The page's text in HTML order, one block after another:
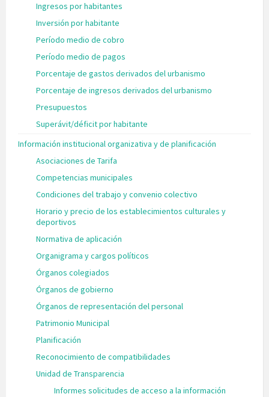
Ingresos por habitantes
Inversión por habitante
Período medio de cobro
Período medio de pagos
Porcentaje de gastos derivados del urbanismo
Porcentaje de ingresos derivados del urbanismo
Presupuestos
Superávit/déficit por habitante
Información institucional organizativa y de planificación
Asociaciones de Tarifa
Competencias municipales
Condiciones del trabajo y convenio colectivo
Horario y precio de los establecimientos culturales y
deportivos
Normativa de aplicación
Organigrama y cargos políticos
Órganos colegiados
Órganos de gobierno
Órganos de representación del personal
Patrimonio Municipal
Planificación
Reconocimiento de compatibilidades
Unidad de Transparencia
Informes solicitudes de acceso a la información